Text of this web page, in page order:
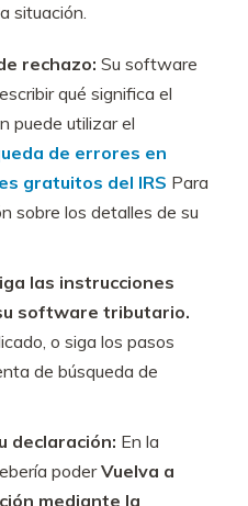
situación.
rechazo: Su software
qué significa el
puede utilizar el
de errores en
gratuitos del IRS Para
sobre los detalles de su
las instrucciones
software tributario.
o siga los pasos
de búsqueda de
declaración: En la
poderVuelva a
mediante la